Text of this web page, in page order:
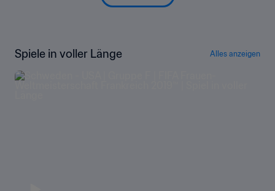
Spiele in voller Länge Alles anzeigen